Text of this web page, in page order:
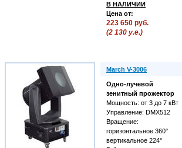
В НАЛИЧИИ
Цена от:
223 650 руб.
(2 130 у.е.)
March V-3006
Одно-лучевой
зенитный прожектор
Мощность: от 3 до 7 кВт
Управление: DMX512
Вращение:
горизонтальное 360°
вертикальное 224°